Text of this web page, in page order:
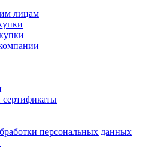
лицам
персональных данных